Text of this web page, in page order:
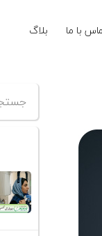
با ما بلاگ